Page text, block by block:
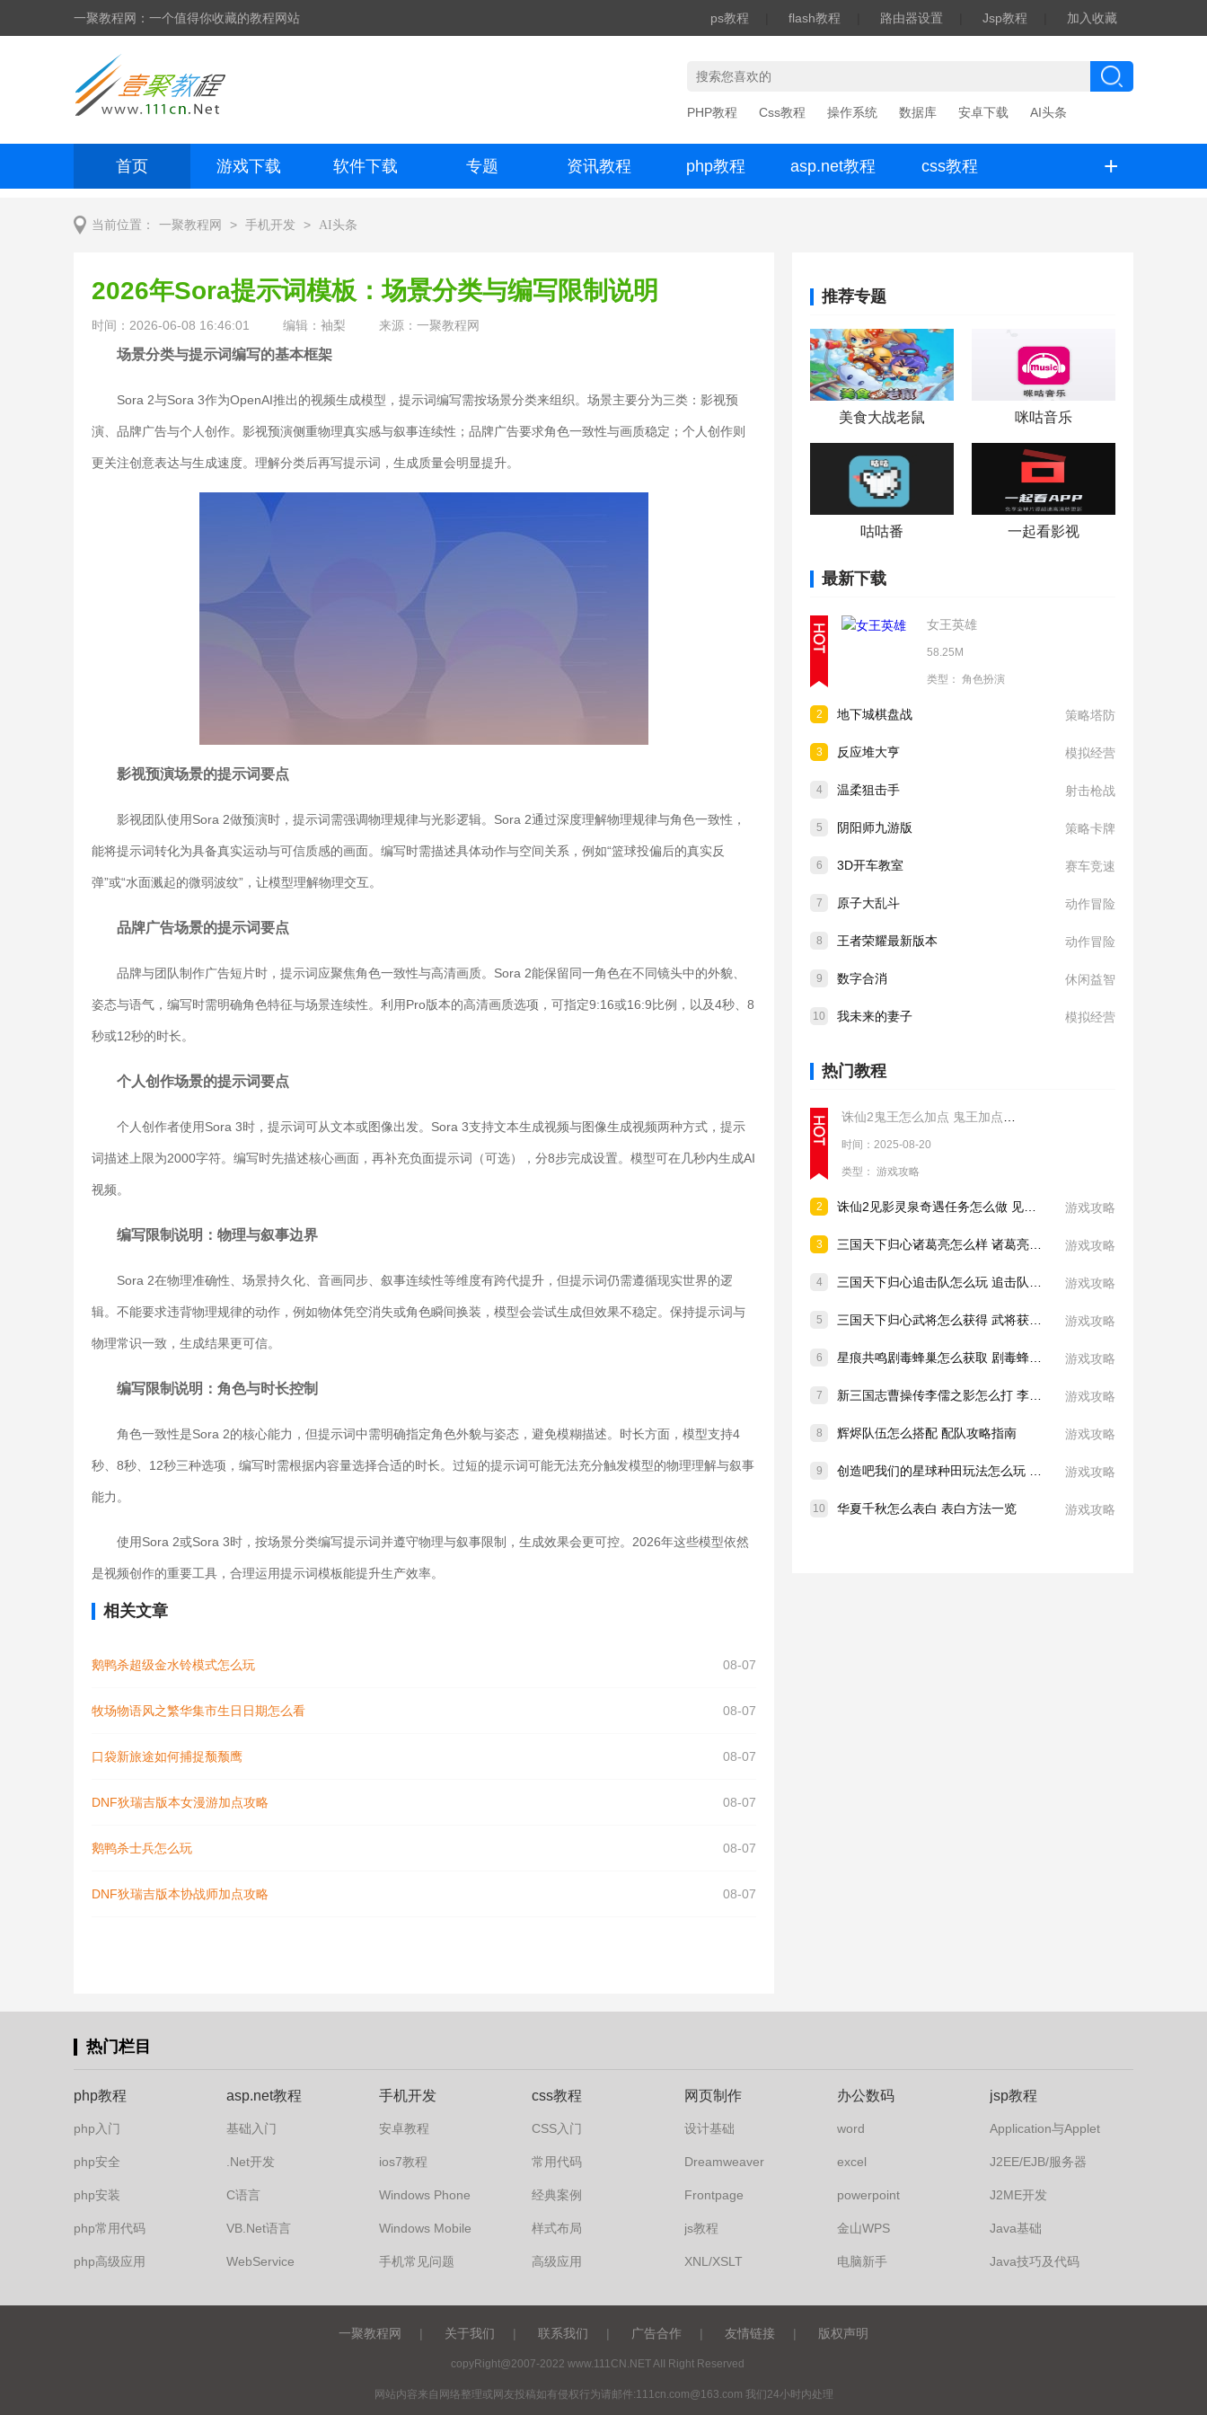
一聚教程网：一个值得你收藏的教程网站 ps教程 flash教程 路由器设置 Jsp教程 加入收藏
PHP教程 Css教程 操作系统 数据库 安卓下载 AI头条
首页 游戏下载 软件下载 专题 资讯教程 php教程 asp.net教程 css教程 +
当前位置： 一聚教程网 > 手机开发 > AI头条
推荐专题
美食大战老鼠 咪咕音乐
咕咕番 一起看影视
最新下载
女王英雄
58.25M
类型： 角色扮演
2 地下城棋盘战 策略塔防
3 反应堆大亨 模拟经营
4 温柔狙击手 射击枪战
5 阴阳师九游版 策略卡牌
6 3D开车教室 赛车竞速
7 原子大乱斗 动作冒险
8 王者荣耀最新版本 动作冒险
9 数字合消 休闲益智
10 我未来的妻子 模拟经营
热门教程
时间：2025-08-20
类型： 游戏攻略
2 游戏攻略
3 游戏攻略
4 游戏攻略
5 游戏攻略
6 游戏攻略
7 游戏攻略
8 辉烬队伍怎么搭配 配队攻略指南 游戏攻略
9 游戏攻略
10 华夏千秋怎么表白 表白方法一览 游戏攻略
2026年Sora提示词模板：场景分类与编写限制说明
时间：2026-06-08 16:46:01 编辑：袖梨 来源：一聚教程网
场景分类与提示词编写的基本框架
Sora 2与Sora 3作为OpenAI推出的视频生成模型，提示词编写需按场景分类来组织。场景主要分为三类：影视预
演、品牌广告与个人创作。影视预演侧重物理真实感与叙事连续性；品牌广告要求角色一致性与画质稳定；个人创作则
更关注创意表达与生成速度。理解分类后再写提示词，生成质量会明显提升。
影视预演场景的提示词要点
影视团队使用Sora 2做预演时，提示词需强调物理规律与光影逻辑。Sora 2通过深度理解物理规律与角色一致性，
能将提示词转化为具备真实运动与可信质感的画面。编写时需描述具体动作与空间关系，例如“篮球投偏后的真实反
弹”或“水面溅起的微弱波纹”，让模型理解物理交互。
品牌广告场景的提示词要点
品牌与团队制作广告短片时，提示词应聚焦角色一致性与高清画质。Sora 2能保留同一角色在不同镜头中的外貌、
姿态与语气，编写时需明确角色特征与场景连续性。利用Pro版本的高清画质选项，可指定9:16或16:9比例，以及4秒、8
秒或12秒的时长。
个人创作场景的提示词要点
个人创作者使用Sora 3时，提示词可从文本或图像出发。Sora 3支持文本生成视频与图像生成视频两种方式，提示
词描述上限为2000字符。编写时先描述核心画面，再补充负面提示词（可选），分8步完成设置。模型可在几秒内生成AI
视频。
编写限制说明：物理与叙事边界
Sora 2在物理准确性、场景持久化、音画同步、叙事连续性等维度有跨代提升，但提示词仍需遵循现实世界的逻
辑。不能要求违背物理规律的动作，例如物体凭空消失或角色瞬间换装，模型会尝试生成但效果不稳定。保持提示词与
物理常识一致，生成结果更可信。
编写限制说明：角色与时长控制
角色一致性是Sora 2的核心能力，但提示词中需明确指定角色外貌与姿态，避免模糊描述。时长方面，模型支持4
秒、8秒、12秒三种选项，编写时需根据内容量选择合适的时长。过短的提示词可能无法充分触发模型的物理理解与叙事
能力。
使用Sora 2或Sora 3时，按场景分类编写提示词并遵守物理与叙事限制，生成效果会更可控。2026年这些模型依然
是视频创作的重要工具，合理运用提示词模板能提升生产效率。
相关文章
鹅鸭杀超级金水铃模式怎么玩 08-07
牧场物语风之繁华集市生日日期怎么看 08-07
口袋新旅途如何捕捉颓颓鹰 08-07
DNF狄瑞吉版本女漫游加点攻略 08-07
鹅鸭杀士兵怎么玩 08-07
DNF狄瑞吉版本协战师加点攻略 08-07
热门栏目
php教程
php入门
php安全
php安装
php常用代码
php高级应用
asp.net教程
基础入门
.Net开发
C语言
VB.Net语言
WebService
手机开发
安卓教程
ios7教程
Windows Phone
Windows Mobile
手机常见问题
css教程
CSS入门
常用代码
经典案例
样式布局
高级应用
网页制作
设计基础
Dreamweaver
Frontpage
js教程
XNL/XSLT
办公数码
word
excel
powerpoint
金山WPS
电脑新手
jsp教程
Application与Applet
J2EE/EJB/服务器
J2ME开发
Java基础
Java技巧及代码
一聚教程网 | 关于我们 | 联系我们 | 广告合作 | 友情链接 | 版权声明
copyRight@2007-2022 www.111CN.NET AII Right Reserved
网站内容来自网络整理或网友投稿如有侵权行为请邮件:111cn.com@163.com 我们24小时内处理